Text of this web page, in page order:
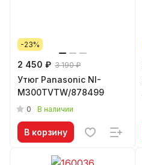
-23%
2 450 ₽ 3 190 ₽
Утюг Panasonic NI-
M300TVTW/878499
0 В наличии
В корзину